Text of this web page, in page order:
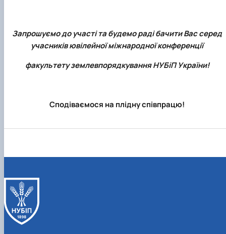
Запрошуємо до участі та будемо раді бачити Вас серед
учасників ювілейної міжнародної конференції
факультету землевпорядкування НУБіП України!
Сподіваємося на плідну співпрацю!